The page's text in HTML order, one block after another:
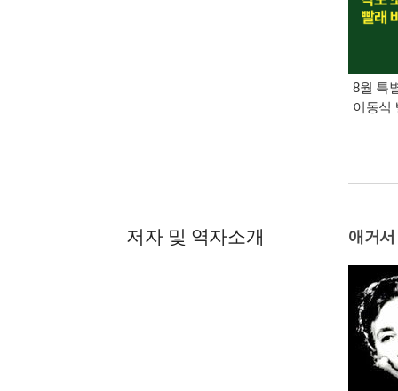
8월 특
이동식
저자 및 역자소개 애거